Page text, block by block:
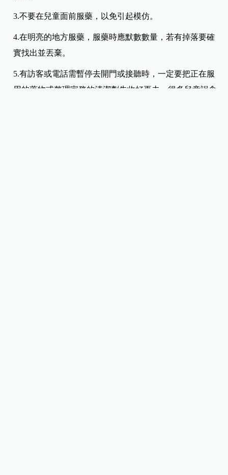
3.不要在兒童面前服藥，以免引起模仿。
4.在明亮的地方服藥，服藥時應默數數量，若有掉落要確
實找出並丟棄。
5.有訪客或電話需暫停去開門或接聽時，一定要把正在服
用的藥物或整理家務的清潔劑先收好再去，很多兒童誤食